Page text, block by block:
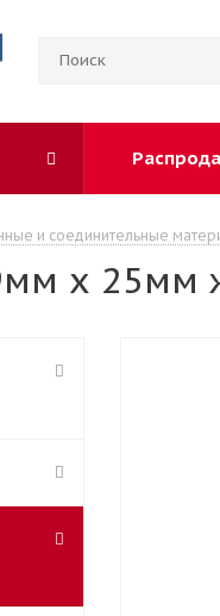
и соединительные
х 25мм